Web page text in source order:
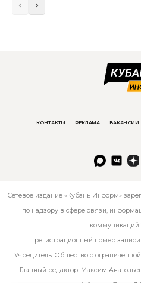
КОНТАКТЫ РЕКЛАМА ВАКАНСИИ
Сетевое издание «Кубань Информ»
по надзору в сфере связи,
коммуникаций
регистрационный номер
Учредитель: Общество с
Главный редактор: Максим